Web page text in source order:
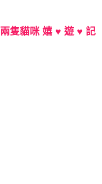
兩隻貓咪 嬉 ♥ 遊 ♥ 記